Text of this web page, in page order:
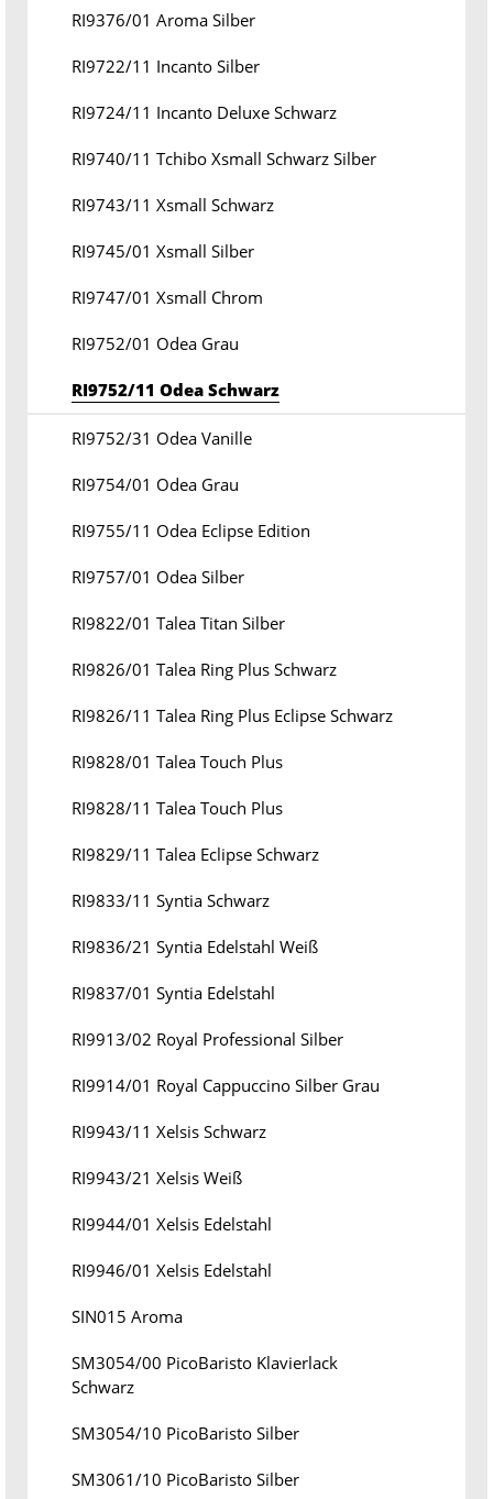
RI9376/01 Aroma Silber
RI9722/11 Incanto Silber
RI9724/11 Incanto Deluxe Schwarz
RI9740/11 Tchibo Xsmall Schwarz Silber
RI9743/11 Xsmall Schwarz
RI9745/01 Xsmall Silber
RI9747/01 Xsmall Chrom
RI9752/01 Odea Grau
RI9752/11 Odea Schwarz
RI9752/31 Odea Vanille
RI9754/01 Odea Grau
RI9755/11 Odea Eclipse Edition
RI9757/01 Odea Silber
RI9822/01 Talea Titan Silber
RI9826/01 Talea Ring Plus Schwarz
RI9826/11 Talea Ring Plus Eclipse Schwarz
RI9828/01 Talea Touch Plus
RI9828/11 Talea Touch Plus
RI9829/11 Talea Eclipse Schwarz
RI9833/11 Syntia Schwarz
RI9836/21 Syntia Edelstahl Weiß
RI9837/01 Syntia Edelstahl
RI9913/02 Royal Professional Silber
RI9914/01 Royal Cappuccino Silber Grau
RI9943/11 Xelsis Schwarz
RI9943/21 Xelsis Weiß
RI9944/01 Xelsis Edelstahl
RI9946/01 Xelsis Edelstahl
SIN015 Aroma
SM3054/00 PicoBaristo Klavierlack
Schwarz
SM3054/10 PicoBaristo Silber
SM3061/10 PicoBaristo Silber